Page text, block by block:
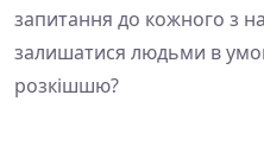
запитання до кожного з
залишатися людьми в
розкішшю?